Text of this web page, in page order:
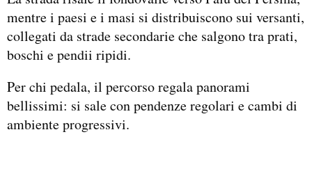
mentre i paesi e i masi si distribuiscono sui versanti,
collegati da strade secondarie che salgono tra prati,
boschi e pendii ripidi.
Per chi pedala, il percorso regala panorami
bellissimi: si sale con pendenze regolari e cambi di
ambiente progressivi.